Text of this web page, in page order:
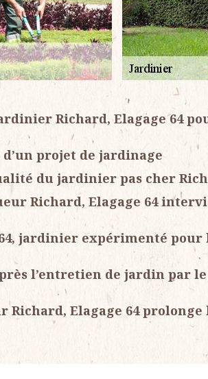
Richard, Elagage 64
projet de jardinage
du jardinier pas cher
Richard, Elagage 64
jardinier expérimenté
l’entretien de jardin par
Elagage 64 prolonge